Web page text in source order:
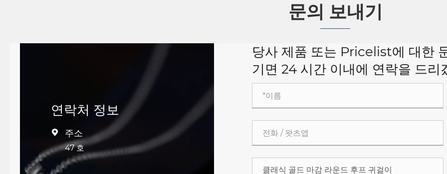
문의 보내기
연락처 정보
 주소
47 호
당사 제품 또는 Pricelist에 대한
기면 24 시간 이내에 연락을 드리